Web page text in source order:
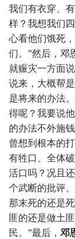
我们有衣穿、
样？我想我们
心看他们饿死
们。”然后，邓
就赈灾一方面
说来，大概帮
是将来的办法
得呢？我要说
的办法不外施
曾想到根本的
有牲口、全体
活口吗？况且
个武断的批评
那末死的还是
匪的还是做土
民。”最后， 邓